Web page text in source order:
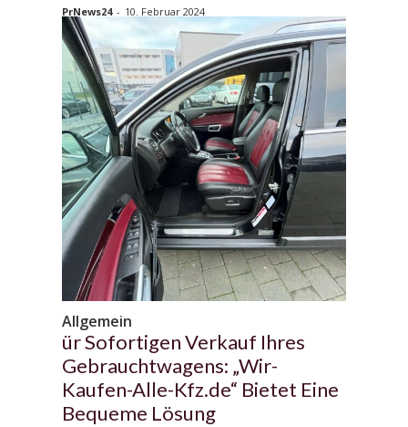
PrNews24 - 10. Februar 2024
Allgemein
ür Sofortigen Verkauf Ihres
Gebrauchtwagens: „Wir-
Kaufen-Alle-Kfz.de“ Bietet Eine
Bequeme Lösung